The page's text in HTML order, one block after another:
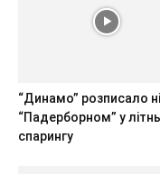
“Динамо” розписало
“Падерборном” у
спарингу